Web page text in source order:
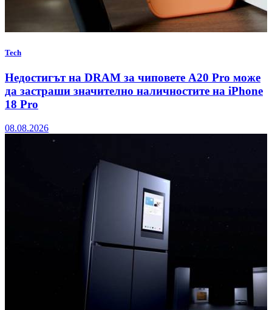
Tech
Недостигът на DRAM за чиповете A20 Pro може
да застраши значително наличностите на iPhone
18 Pro
08.08.2026